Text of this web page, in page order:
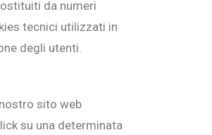
da numeri
tecnici utilizzati in
degli utenti.
sito web
su una determinata